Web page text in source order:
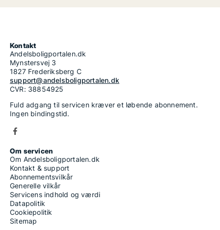
Kontakt
Andelsboligportalen.dk
Mynstersvej 3
1827 Frederiksberg C
support@andelsboligportalen.dk
CVR: 38854925
Fuld adgang til servicen kræver et løbende abonnement.
Ingen bindingstid.
Om servicen
Om Andelsboligportalen.dk
Kontakt & support
Abonnementsvilkår
Generelle vilkår
Servicens indhold og værdi
Datapolitik
Cookiepolitik
Sitemap